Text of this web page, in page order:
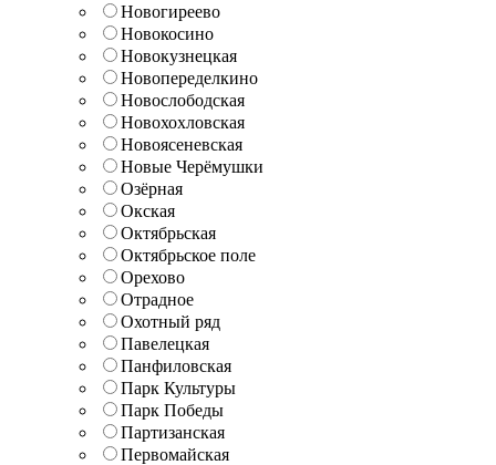
Новогиреево
Новокосино
Новокузнецкая
Новопеределкино
Новослободская
Новохохловская
Новоясеневская
Новые Черёмушки
Озёрная
Окская
Октябрьская
Октябрьское поле
Орехово
Отрадное
Охотный ряд
Павелецкая
Панфиловская
Парк Культуры
Парк Победы
Партизанская
Первомайская